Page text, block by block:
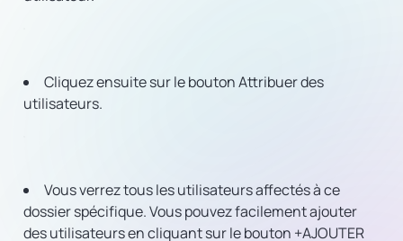
Cliquez ensuite sur le bouton Attribuer des
utilisateurs.
Vous verrez tous les utilisateurs affectés à ce
dossier spécifique. Vous pouvez facilement ajouter
des utilisateurs en cliquant sur le bouton +AJOUTER